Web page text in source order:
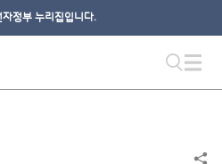
정부 누리집입니다.